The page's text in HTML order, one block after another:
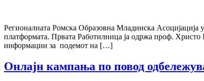
Регионалната Ромска Образовна Младинска
платформата. Првата Работилница ја одржа проф.
информации за подемот на […]
Онлајн кампања по повод